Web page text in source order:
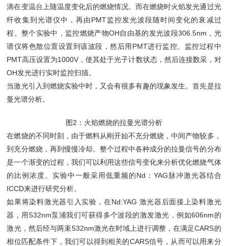
滴在变温台上随温度变化后的燃烧情况。而在燃烧时火焰发光通过光
纤收集到光谱仪中，再由PMT监控发光波段随时间变化的衰减过
程。整个实验中，监控燃烧产物OH自由基的发光波段306.5nm，光
谱仪将色散位置设置到该波段，然后用PMT进行监控。监控过程中
PMT高压设置为1000V，使其处于光子计数状态，然后连接数采，对
OH发光进行实时监控扫描。
当激光引入到燃烧实验中时，又会有很多有趣的现象发生。首先是拉
曼光谱分析。
图2：火焰燃烧的拉曼光谱分析
在燃烧的不同时刻，由于燃料从刚开始不充分燃烧，中间产物较多，
到充分燃烧，再到慢慢冷却。整个过程中各种成分的拉曼信号的分布
是一个渐变的过程，我们可以利用这些信号变化来分析优化燃烧气体
的比例浓度。实验中一般采用低重频的Nd：YAG脉冲激光器结合
ICCD来进行研究分析。
如果将染料激光器引入实验，在Nd:YAG 激光器后面接上染料激光
器，用532nm泵浦我们可获得多个波段的激发激光，例如606nm的
激光，然后经与两束532nm激光在时域上进行调整，在满足CARS的
相位匹配条件下，我们可以得到相关的CARS信号，从而可以用来分